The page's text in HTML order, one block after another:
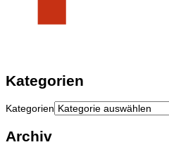
Kategorien
Kategorien
Archiv